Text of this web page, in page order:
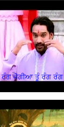
ਰੰਗ ਜੋਗੀਆ ਤੂੰ ਰੰਗ